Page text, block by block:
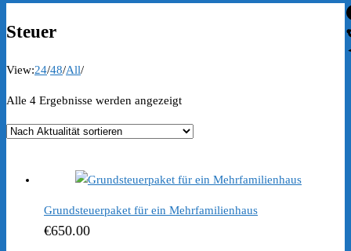
Steuer
View:24/48/All/
Alle 4 Ergebnisse werden angezeigtNach
sortiert
Grundsteuerpaket für ein Mehrfamilienhaus
€650.00